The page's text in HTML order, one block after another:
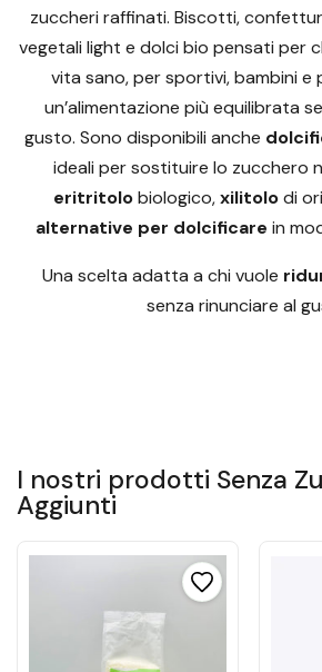
zuccheri raffinati. Biscotti,
vegetali light e dolci bio pensati per
vita sano, per sportivi, bambini e
un’alimentazione più equilibrata
gusto. Sono disponibili anche
ideali per sostituire lo zucchero
eritritolobiologico,xilitolodi
alternative per dolcificare in
Una scelta adatta a chi vuole
senza rinunciare al
I nostri prodotti Senza
Aggiunti